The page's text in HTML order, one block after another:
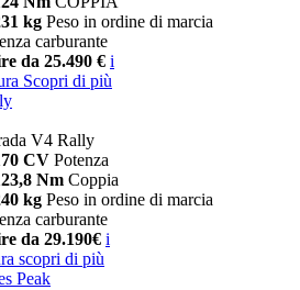
kg Peso in ordine di marcia
carburante
da 25.490 € i
Scopri di più
V4 Rally
CV Potenza
Nm Coppia
kg Peso in ordine di marcia
carburante
da 29.190€ i
scopri di più
Peak